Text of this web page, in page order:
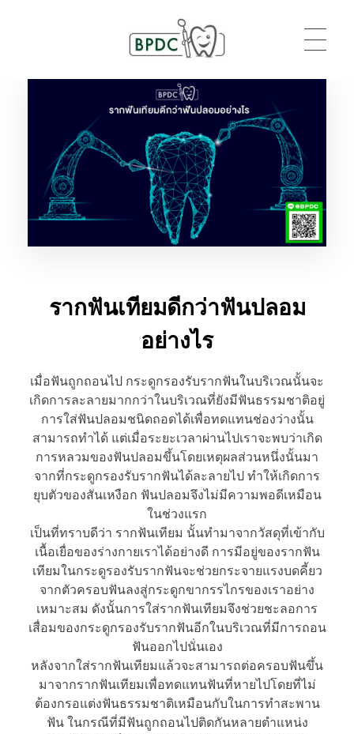
BPDC
รากฟันเทียมดีกว่าฟันปลอม
อย่างไร
เมื่อฟันถูกถอนไป กระดูกรองรับรากฟันในบริเวณนั้นจะ
เกิดการละลายมากกว่าในบริเวณที่ยังมีฟันธรรมชาติอยู่
การใส่ฟันปลอมชนิดถอดได้เพื่อทดแทนช่องว่างนั้น
สามารถทำได้ แต่เมื่อระยะเวลาผ่านไปเราจะพบว่าเกิด
การหลวมของฟันปลอมขึ้นโดยเหตุผลส่วนหนึ่งนั้นมา
จากที่กระดูกรองรับรากฟันได้ละลายไป ทำให้เกิดการ
ยุบตัวของสันเหงือก ฟันปลอมจึงไม่มีความพอดีเหมือน
ในช่วงแรก
เป็นที่ทราบดีว่า รากฟันเทียม นั้นทำมาจากวัสดุที่เข้ากับ
เนื้อเยื่อของร่างกายเราได้อย่างดี การมีอยู่ของรากฟัน
เทียมในกระดูรองรับรากฟันจะช่วยกระจายแรงบดคี้ยว
จากตัวครอบฟันลงสู่กระดูกขากรรไกรของเราอย่าง
เหมาะสม ดังนั้นการใส่รากฟันเทียมจึงช่วยชะลอการ
เสื่อมของกระดูกรองรับรากฟันอีกในบริเวณที่มีการถอน
ฟันออกไปนั่นเอง
หลังจากใส่รากฟันเทียมแล้วจะสามารถต่อครอบฟันขึ้น
มาจากรากฟันเทียมเพื่อทดแทนฟันที่หายไปโดยที่ไม่
ต้องกรอแต่งฟันธรรมชาติเหมือนกับในการทำสะพาน
ฟัน ในกรณีที่มีฟันถูกถอนไปติดกันหลายตำแหน่ง